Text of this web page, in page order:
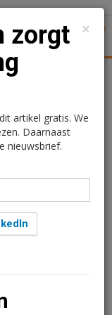
Werk
10:35
leestijd
bij
van de
×
zorgt
artikel gratis. We
Daarnaast
nieuwsbrief.